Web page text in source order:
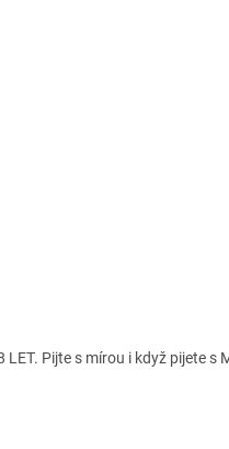
LET. Pijte s mírou i když pijete s